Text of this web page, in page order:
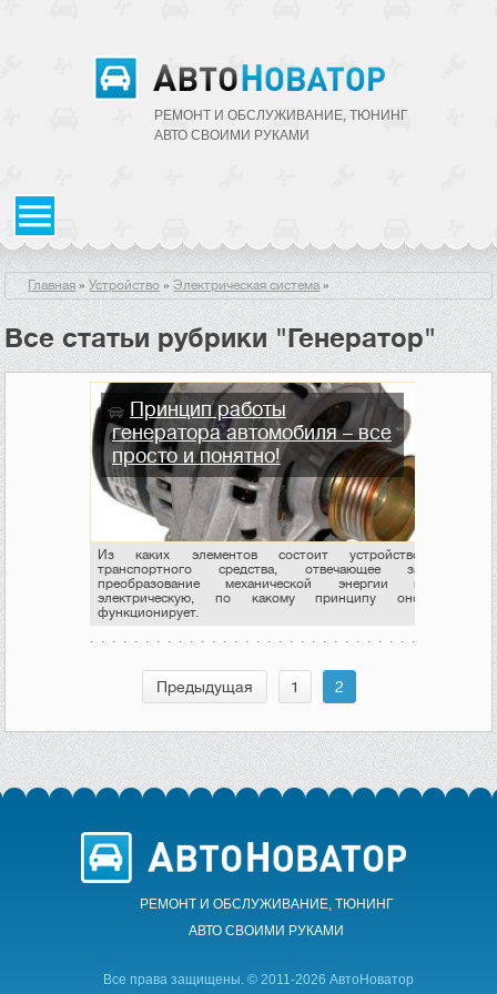
РЕМОНТ И ОБСЛУЖИВАНИЕ, ТЮНИНГ
АВТО CВОИМИ РУКАМИ
Главная»Устройство»Электрическая система»
Все статьи рубрики "Генератор"
Принцип работы
генератора автомобиля – все
просто и понятно!
Из каких элементов состоит устройство
транспортного средства, отвечающее за
преобразование механической энергии в
электрическую, по какому принципу оно
функционирует.
Предыдущая 1 2
РЕМОНТ И ОБСЛУЖИВАНИЕ, ТЮНИНГ
АВТО CВОИМИ РУКАМИ
Все права защищены. © 2011-2026 АвтоНоватор